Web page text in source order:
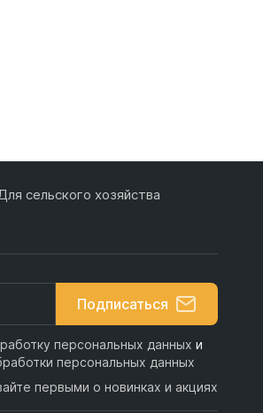
сельского хозяйства
Подписаться
персональных данных и
персональных данных
первыми о новинках и акциях